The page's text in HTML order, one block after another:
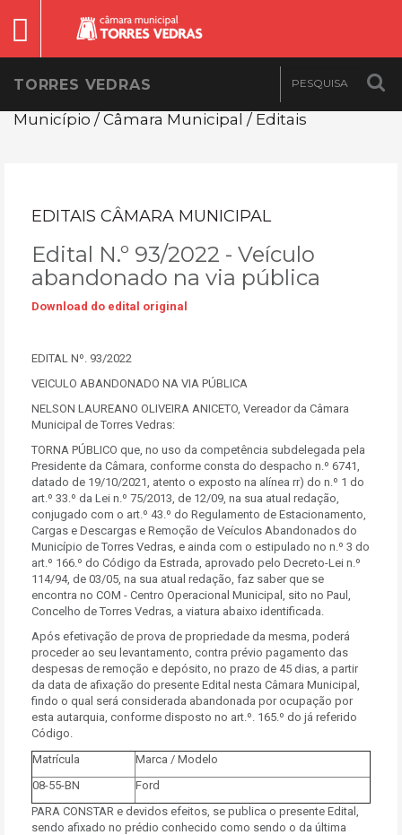
TORRES VEDRAS
Município / Câmara Municipal / Editais
EDITAIS CÂMARA MUNICIPAL
Edital N.º 93/2022 - Veículo
abandonado na via pública
Download do edital original
EDITAL Nº. 93/2022
VEICULO ABANDONADO NA VIA PÚBLICA
NELSON LAUREANO OLIVEIRA ANICETO, Vereador da Câmara
Municipal de Torres Vedras:
TORNA PÚBLICO que, no uso da competência subdelegada pela
Presidente da Câmara, conforme consta do despacho n.º 6741,
datado de 19/10/2021, atento o exposto na alínea rr) do n.º 1 do
art.º 33.º da Lei n.º 75/2013, de 12/09, na sua atual redação,
conjugado com o art.º 43.º do Regulamento de Estacionamento,
Cargas e Descargas e Remoção de Veículos Abandonados do
Município de Torres Vedras, e ainda com o estipulado no n.º 3 do
art.º 166.º do Código da Estrada, aprovado pelo Decreto-Lei n.º
114/94, de 03/05, na sua atual redação, faz saber que se
encontra no COM - Centro Operacional Municipal, sito no Paul,
Concelho de Torres Vedras, a viatura abaixo identificada.
Após efetivação de prova de propriedade da mesma, poderá
proceder ao seu levantamento, contra prévio pagamento das
despesas de remoção e depósito, no prazo de 45 dias, a partir
da data de afixação do presente Edital nesta Câmara Municipal,
findo o qual será considerada abandonada por ocupação por
esta autarquia, conforme disposto no art.º. 165.º do já referido
Código.
Matrícula
Marca / Modelo
08-55-BN
Ford
PARA CONSTAR e devidos efeitos, se publica o presente Edital,
sendo afixado no prédio conhecido como sendo o da última